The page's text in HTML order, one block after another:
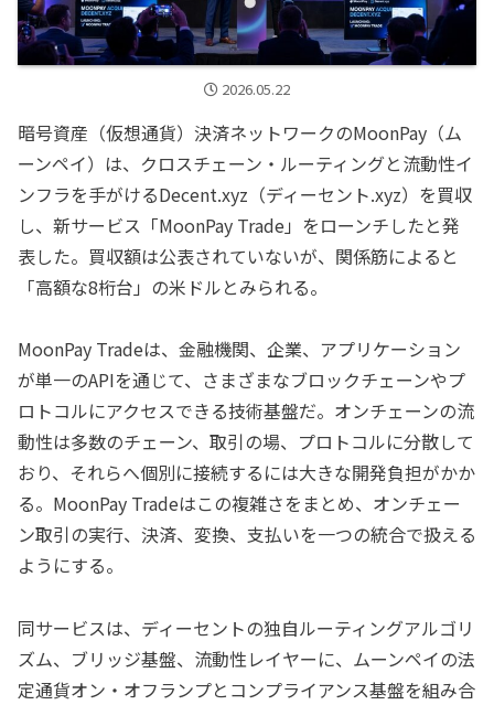
2026.05.22
暗号資産（仮想通貨）決済ネットワークのMoonPay（ム
ーンペイ）は、クロスチェーン・ルーティングと流動性イ
ンフラを手がけるDecent.xyz（ディーセント.xyz）を買収
し、新サービス「MoonPay Trade」をローンチしたと発
表した。買収額は公表されていないが、関係筋によると
「高額な8桁台」の米ドルとみられる。
MoonPay Tradeは、金融機関、企業、アプリケーション
が単一のAPIを通じて、さまざまなブロックチェーンやプ
ロトコルにアクセスできる技術基盤だ。オンチェーンの流
動性は多数のチェーン、取引の場、プロトコルに分散して
おり、それらへ個別に接続するには大きな開発負担がかか
る。MoonPay Tradeはこの複雑さをまとめ、オンチェー
ン取引の実行、決済、変換、支払いを一つの統合で扱える
ようにする。
同サービスは、ディーセントの独自ルーティングアルゴリ
ズム、ブリッジ基盤、流動性レイヤーに、ムーンペイの法
定通貨オン・オフランプとコンプライアンス基盤を組み合